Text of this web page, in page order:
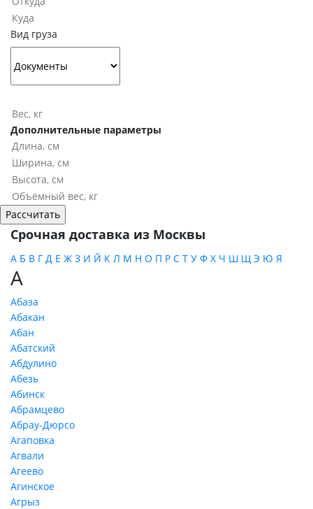
Вид груза
Дополнительные параметры
Срочная доставка из Москвы
А Б В Г Д Е Ж З И Й К Л М Н О П Р С Т У Ф Х Ч Ш Щ Э Ю Я
А
Абаза
Абакан
Абан
Абатский
Абдулино
Абезь
Абинск
Абрамцево
Абрау-Дюрсо
Агаповка
Агвали
Агеево
Агинское
Агрыз